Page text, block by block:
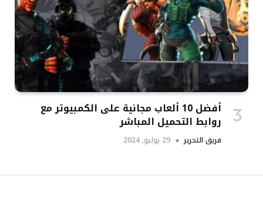
أفضل 10 ألعاب مجانية على الكمبيوتر مع
روابط التحميل المباشر
فريق التحرير 29 يوليو, 2024